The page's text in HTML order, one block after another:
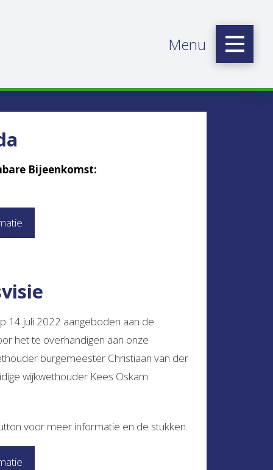
Menu
Bijeenkomst:
14 juli 2022 aangeboden aan de
het te overhandigen aan onze
burgemeester Christiaan van der
wijkwethouder Kees Oskam.
voor meer informatie en de stukken.